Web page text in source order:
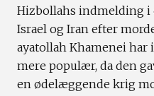
Hizbollahs indmelding i
Israel og Iran efter
ayatollah Khamenei
mere populær, da den
en ødelæggende krig